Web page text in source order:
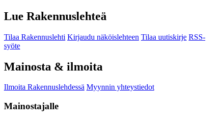
Lue Rakennuslehteä
Tilaa Rakennuslehti Kirjaudu näköislehteen Tilaa uutiskirje RSS-
syöte
Mainosta & ilmoita
Ilmoita Rakennuslehdessä Myynnin yhteystiedot
Mainostajalle